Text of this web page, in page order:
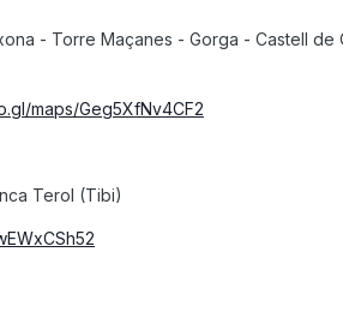
- Torre Maçanes - Gorga - Castell
maps/Geg5XfNv4CF2
Terol (Tibi)